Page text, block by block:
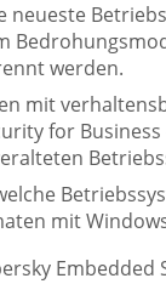
neueste
werden.
mit
for
mit